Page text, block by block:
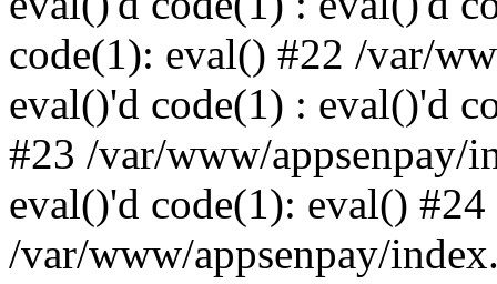
code(1): eval() #22 /var/
eval()'d code(1) : eval()'d
#23 /var/www/appsenpay/
eval()'d code(1): eval() #24
/var/www/appsenpay/